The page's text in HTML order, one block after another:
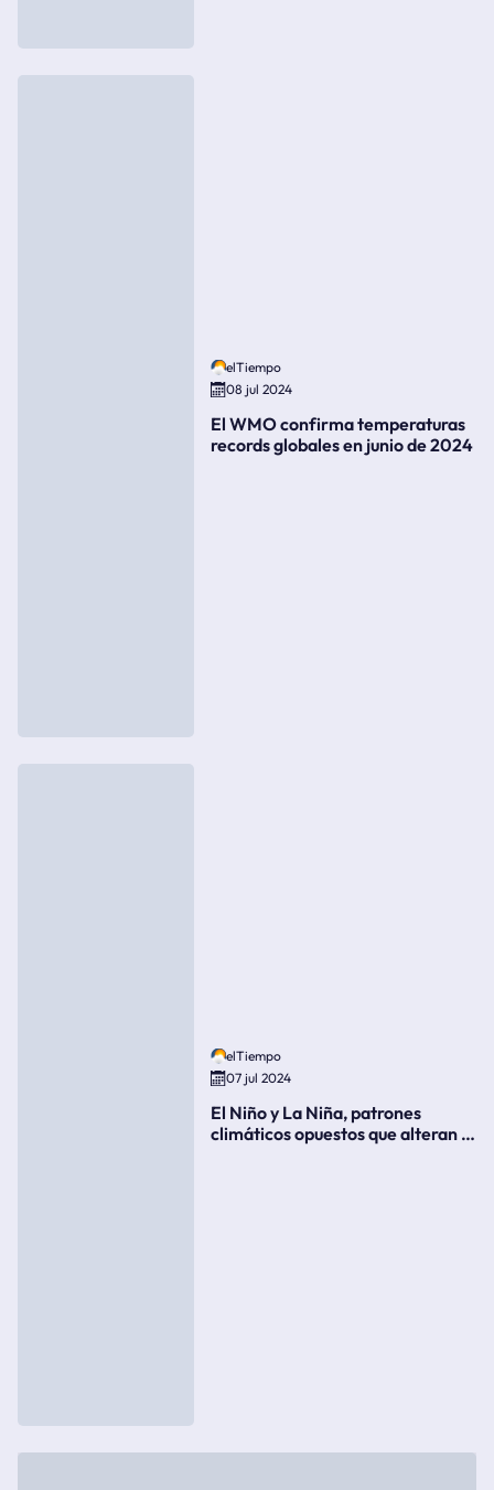
elTiempo
08 jul 2024
El WMO confirma temperaturas
records globales en junio de 2024
elTiempo
07 jul 2024
El Niño y La Niña, patrones
climáticos opuestos que alteran la